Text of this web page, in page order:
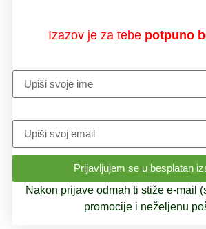
Izazov je za tebe potpuno
Prijavljujem se u besplatan
Nakon prijave odmah ti stiže e-mail
promocije i neželjenu